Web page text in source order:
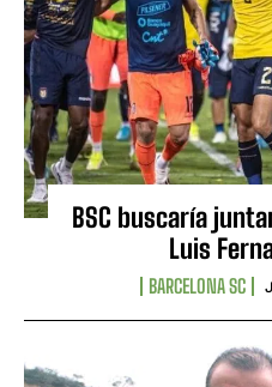
BSC buscaría
Luis
BARCELONA SC